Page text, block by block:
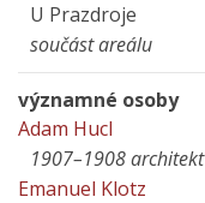
U Prazdroje
součást areálu
významné osoby
Adam Hucl
1907–1908 architekt
Emanuel Klotz